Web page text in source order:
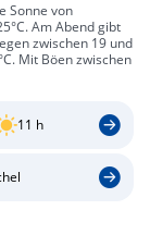
Sonne von
Am Abend gibt
zwischen 19 und
Mit Böen zwischen
11 h